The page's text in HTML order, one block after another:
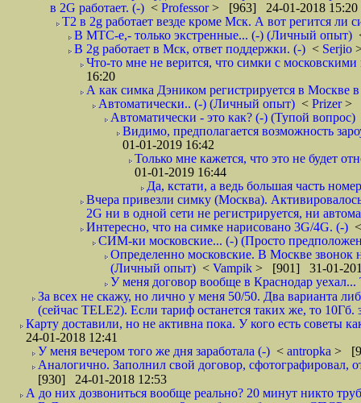
в 2G работает. (-) < Professor> [963] 24-01-2018 15:20
T2 в 2g работает везде кроме Мск. А вот регится
В МТС-е,- только экстренные... (-) (Личный опыт)
В 2g работает в Мск, ответ поддержки. (-) < Serjio
Что-то мне не верится, что симки с
16:20
А как симка Дэником регистрируется в Москве
Автоматически.. (-) (Личный опыт) < Prizer>
Автоматически - это как? (-) (Тупой вопрос)
Видимо, предполагается возможность
01-01-2019 16:42
Только мне кажется, что это не будет
01-01-2019 16:44
Да, кстати, а ведь большая часть
Вчера привезли симку (Москва).
2G ни в одной сети не регистрируется, ни
Интересно, что на симке нарисовано 3G/4G. (-)
СИМ-ки московские... (-) (Просто
Определенно московские. В Москве звонок
(Личный опыт) < Vampik > [901] 31-01-
У меня договор вообще в Краснодар
За всех не скажу, но лично у меня 50/50. Два варианта
(сейчас TELE2). Если тариф останется таких же, то
Карту доставили, но не активна пока. У кого есть советы
24-01-2018 12:41
У меня вечером того же дня заработала (-) < antropka >
Аналогично. Заполнил свой договор,
[930] 24-01-2018 12:53
А до них дозвониться вообще реально? 20 минут никто